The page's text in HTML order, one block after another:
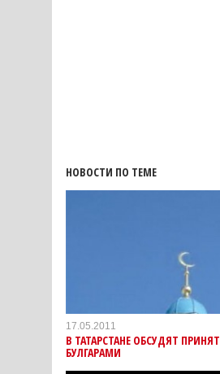
НОВОСТИ ПО ТЕМЕ
17.05.2011
В ТАТАРСТАНЕ ОБСУДЯТ
БУЛГАРАМИ